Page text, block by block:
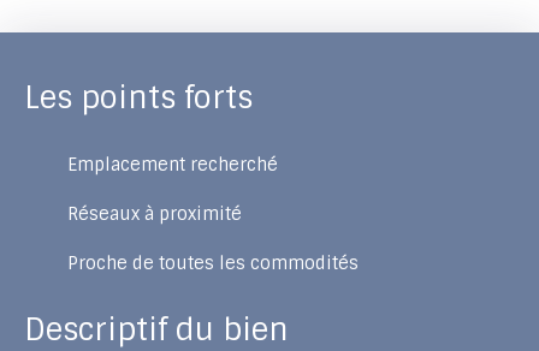
Les points forts
Emplacement recherché
Réseaux à proximité
Proche de toutes les commodités
Descriptif du bien